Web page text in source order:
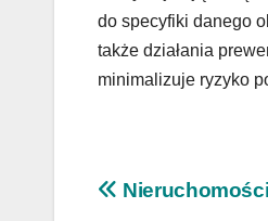
do specyfiki danego
także działania
minimalizuje ryzyko
Nawigacja